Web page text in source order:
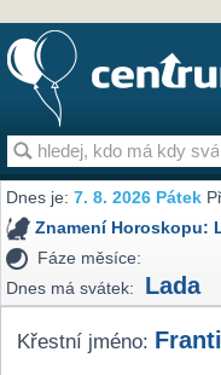
Dnes je:7. 8. 2026 Pátek
Znamení Horoskopu:
Fáze měsíce:
Dnes má svátek:
Lada
Křestní jméno: